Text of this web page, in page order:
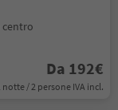
centro
Da 192€
notte / 2 persone IVA incl.